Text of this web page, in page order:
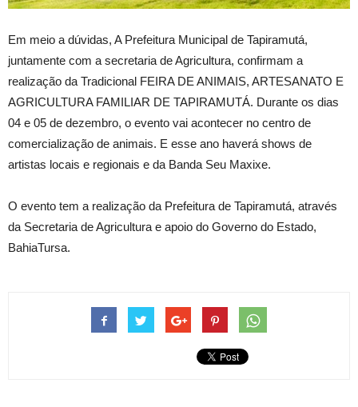
Em meio a dúvidas, A Prefeitura Municipal de Tapiramutá,
juntamente com a secretaria de Agricultura, confirmam a
realização da Tradicional FEIRA DE ANIMAIS, ARTESANATO E
AGRICULTURA FAMILIAR DE TAPIRAMUTÁ. Durante os dias
04 e 05 de dezembro, o evento vai acontecer no centro de
comercialização de animais. E esse ano haverá shows de
artistas locais e regionais e da Banda Seu Maxixe.
O evento tem a realização da Prefeitura de Tapiramutá, através
da Secretaria de Agricultura e apoio do Governo do Estado,
BahiaTursa.